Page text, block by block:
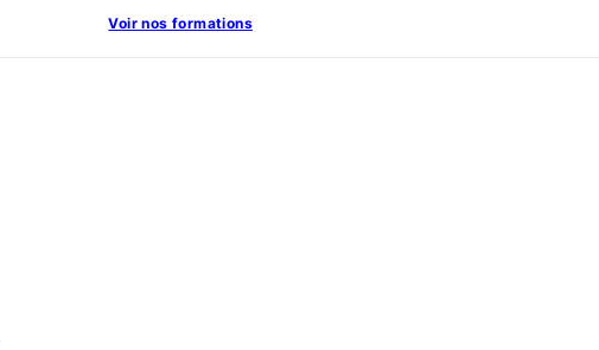
Voir nos formations